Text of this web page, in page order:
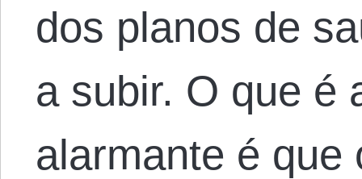
dos planos de
a subir. O que é
alarmante é que